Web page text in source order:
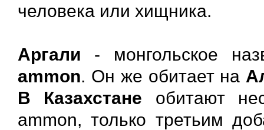
человека или хищника.
Аргали - монгольское
ammon. Он же обитает на
В Казахстане обитают
ammon, только третьим